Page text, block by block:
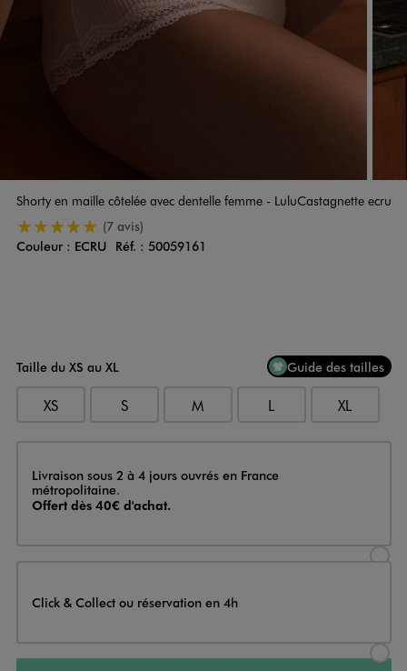
Shorty en maille côtelée avec dentelle femme - LuluCastagnette ecru
5/5 de moyenne(7 avis)
Couleur
Couleur : ECRU Réf. : 50059161
Taille du XS au XL Guide des tailles
XS S M L XL
Livraison
Livraison sous 2 à 4 jours ouvrés en France
métropolitaine.
Offert dès 40€ d'achat.
Click & Collect ou réservation en 4h